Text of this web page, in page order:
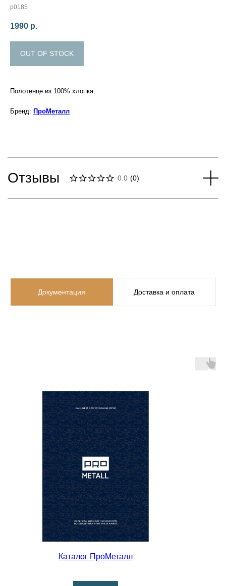
p0185
1990 р.
OUT OF STOCK
Полотенце из 100% хлопка.
Бренд: ПроМеталл
Отзывы 0.0 (0)
Документация Доставка и оплата
Каталог ПроМеталл